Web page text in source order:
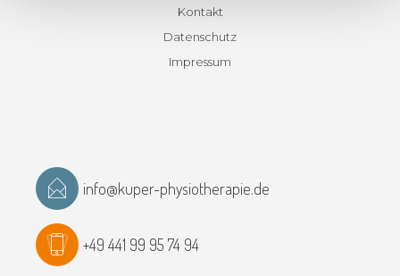
Kontakt
Datenschutz
Impressum
info@kuper-physiotherapie.de
+49 441 99 95 74 94